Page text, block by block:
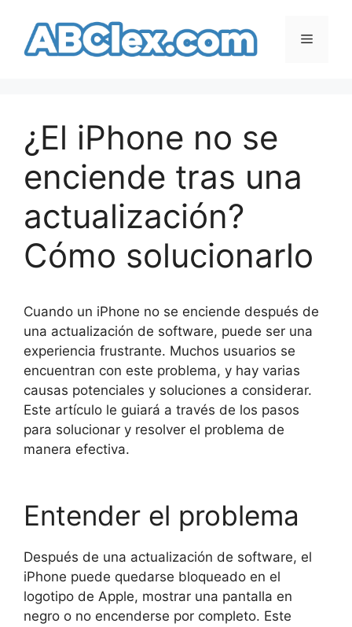
contenido
Menú
¿El iPhone no se
enciende tras una
actualización?
Cómo solucionarlo
Cuando un iPhone no se enciende después de
una actualización de software, puede ser una
experiencia frustrante. Muchos usuarios se
encuentran con este problema, y hay varias
causas potenciales y soluciones a considerar.
Este artículo le guiará a través de los pasos
para solucionar y resolver el problema de
manera efectiva.
Entender el problema
Después de una actualización de software, el
iPhone puede quedarse bloqueado en el
logotipo de Apple, mostrar una pantalla en
negro o no encenderse por completo. Este